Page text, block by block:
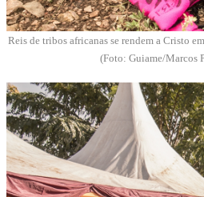
Reis de tribos africanas se rendem a Cristo
(Foto: Guiame/Marcos